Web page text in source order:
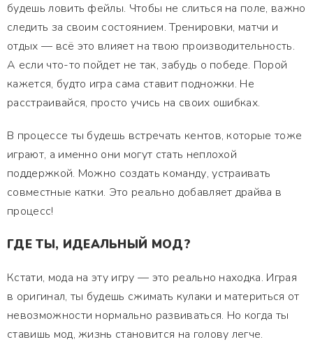
будешь ловить фейлы. Чтобы не слиться на поле, важно
следить за своим состоянием. Тренировки, матчи и
отдых — всё это влияет на твою производительность.
А если что-то пойдет не так, забудь о победе. Порой
кажется, будто игра сама ставит подножки. Не
расстраивайся, просто учись на своих ошибках.
В процессе ты будешь встречать кентов, которые тоже
играют, а именно они могут стать неплохой
поддержкой. Можно создать команду, устраивать
совместные катки. Это реально добавляет драйва в
процесс!
ГДЕ ТЫ, ИДЕАЛЬНЫЙ МОД?
Кстати, мода на эту игру — это реально находка. Играя
в оригинал, ты будешь сжимать кулаки и материться от
невозможности нормально развиваться. Но когда ты
ставишь мод, жизнь становится на голову легче.